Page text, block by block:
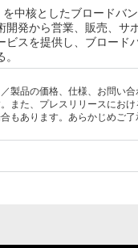
を中核としたブロードバ
開発から営業、販売、サ
ビスを提供し、ブロード
製品の価格、仕様、お問い
また、プレスリリースにお
もあります。あらかじめご了